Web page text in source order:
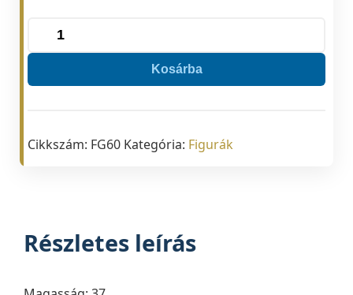
Horgászat
(hal)
Kosárba
Cikkszám: FG60 Kategória: Figurák
Részletes leírás